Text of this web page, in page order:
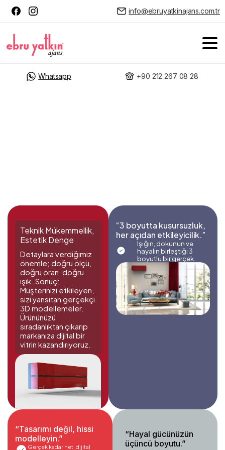
info@ebruyatkinajans.com.tr
Whatsapp +90 212 267 08 28
Teknik Mükemmellik,
Estetik Denge
Detaylara verdiğimiz
önemle; doğru ölçü,
doğru oran, doğru
ışık. Sonuç:
Müşterinizi etkileyen,
sizi yansıtan gerçekçi
3D modellemeler.
Ürününüzü
sıradanlıktan çıkarıp
markanıza dijital bir
vitrin kazandırıyoruz.
“3 boyutta kusursuzluk,
her açıdan etkileyicilik.”
Işığın, dokunun ve
hayalin birleştiği 3
boyutlu bir gerçek.
Gerçek kadar net, dijital
“Tasarımı değil, hissi
modelleyin.”
“Hayal gücünüzün
üçüncü boyutu.”